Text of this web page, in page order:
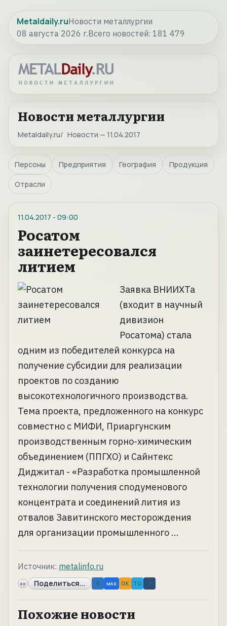
Metaldaily.ruНовости металлургии
08 августа 2026 г.Всего новостей: 181 479
Новости металлургии
Metaldaily.ru Новости — 11.04.2017
Персоны Предприятия География Продукция
Отрасли
11.04.2017 - 09:00
Росатом
заинетересовался
литием
Заявка ВНИИХТа
(входит в научный
дивизион
Росатома) стала
одним из победителей конкурса на
получение субсидии для реализации
проектов по созданию
высокотехнологичного производства.
Тема проекта, предложенного на конкурс
совместно с МИФИ, Приаргунским
производственным горно-химическим
объединением (ППГХО) и Сайнтекс
Диджитал - «Разработка промышленной
технологии получения сподуменового
концентрата и соединений лития из
отвалов Завитинского месторождения
для организации промышленного ...
Источник: metalinfo.ru
«» Поделиться... B MAX OK TG ↗
Похожие новости